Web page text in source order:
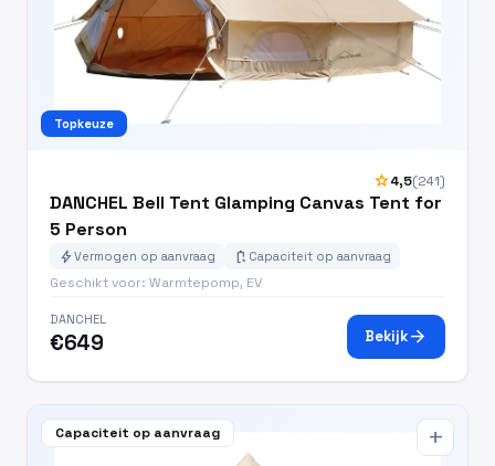
Topkeuze
star4,5(241)
DANCHEL Bell Tent Glamping Canvas Tent for
5 Person
boltVermogen op aanvraag battery_charging_full Capaciteit op aanvraag
Geschikt voor: Warmtepomp, EV
DANCHEL
€649 Bekijkarrow_forward
Capaciteit op aanvraag add